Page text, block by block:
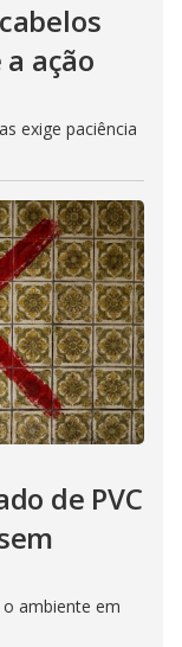
ação
exige paciência
de PVC
ambiente em